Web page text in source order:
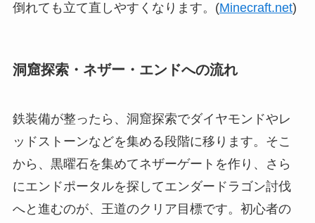
倒れても立て直しやすくなります。(Minecraft.net)
洞窟探索・ネザー・エンドへの流れ
鉄装備が整ったら、洞窟探索でダイヤモンドやレ
ッドストーンなどを集める段階に移ります。そこ
から、黒曜石を集めてネザーゲートを作り、さら
にエンドポータルを探してエンダードラゴン討伐
へと進むのが、王道のクリア目標です。初心者の